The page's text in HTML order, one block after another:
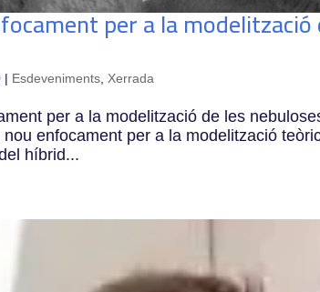
per a la
| Esdeveniments Xerrada
per a la modelització de les
enfocament per a la modelització
híbrid...